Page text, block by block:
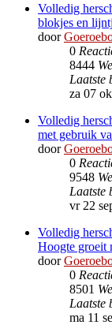
Volledig
blokjes en
door
0
8444
Laatste
za 07
Volledig
met gebruik
door
0
9548
Laatste
vr 22
Volledig
Hoogte groeit
door
0
8501
Laatste
ma 11